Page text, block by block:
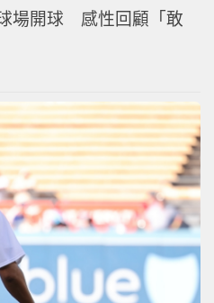
場開球 感性回顧「敢